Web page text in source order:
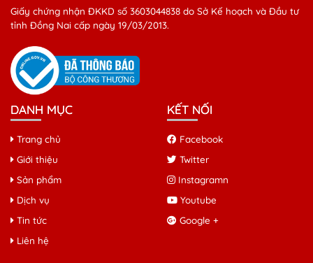
Giấy chứng nhận ĐKKD số 3603044838 do Sở Kế hoạch và Đầu tư
tỉnh Đồng Nai cấp ngày 19/03/2013.
DANH MỤC
Trang chủ
Giới thiệu
Sản phẩm
Dịch vụ
Tin tức
Liên hệ
KẾT NỐI
Facebook
Twitter
Instagramn
Youtube
Google +